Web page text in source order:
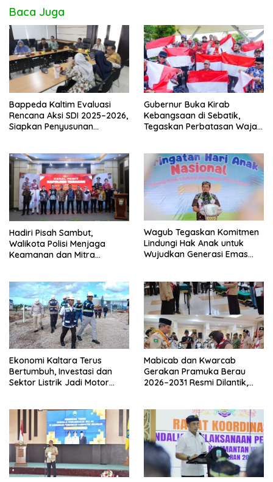
Baca Juga
Bappeda Kaltim Evaluasi
Rencana Aksi SDI 2025–2026,
Siapkan Penyusunan
Gubernur Buka Kirab
Kebangsaan di Sebatik,
Tegaskan Perbatasan Wajah
Hadiri Pisah Sambut,
Walikota Polisi Menjaga
Keamanan dan Mitra
Wagub Tegaskan Komitmen
Lindungi Hak Anak untuk
Wujudkan Generasi Emas
Ekonomi Kaltara Terus
Bertumbuh, Investasi dan
Sektor Listrik Jadi Motor
Mabicab dan Kwarcab
Gerakan Pramuka Berau
2026–2031 Resmi Dilantik,